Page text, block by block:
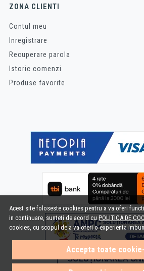
Acest site foloseste cookies pentru a va oferi
in continuare, sunteti de acord cuPOLITICA DE
cookies, cu scopul de a va oferi o experienta
Accepta toate
ZONA CLIENTI
Contul meu
Inregistrare
Recuperare parola
Istoric comenzi
Produse favorite